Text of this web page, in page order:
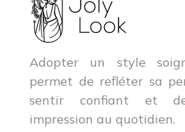
Adopter un style
permet de refléter sa
sentir confiant et
impression au quotidien.